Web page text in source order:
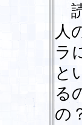
人
ラ
と
る
の